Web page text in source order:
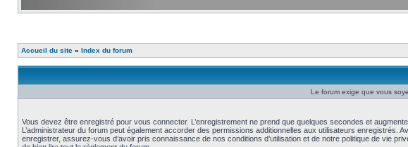
Accueil du site » Index du forum
Le forum exige que vous
Vous devez être enregistré pour vous connecter. L’enregistrement ne prend que quelques secondes et
L’administrateur du forum peut également accorder des permissions additionnelles aux utilisateurs enregistrés.
enregistrer, assurez-vous d’avoir pris connaissance de nos conditions d’utilisation et de notre politique de vie